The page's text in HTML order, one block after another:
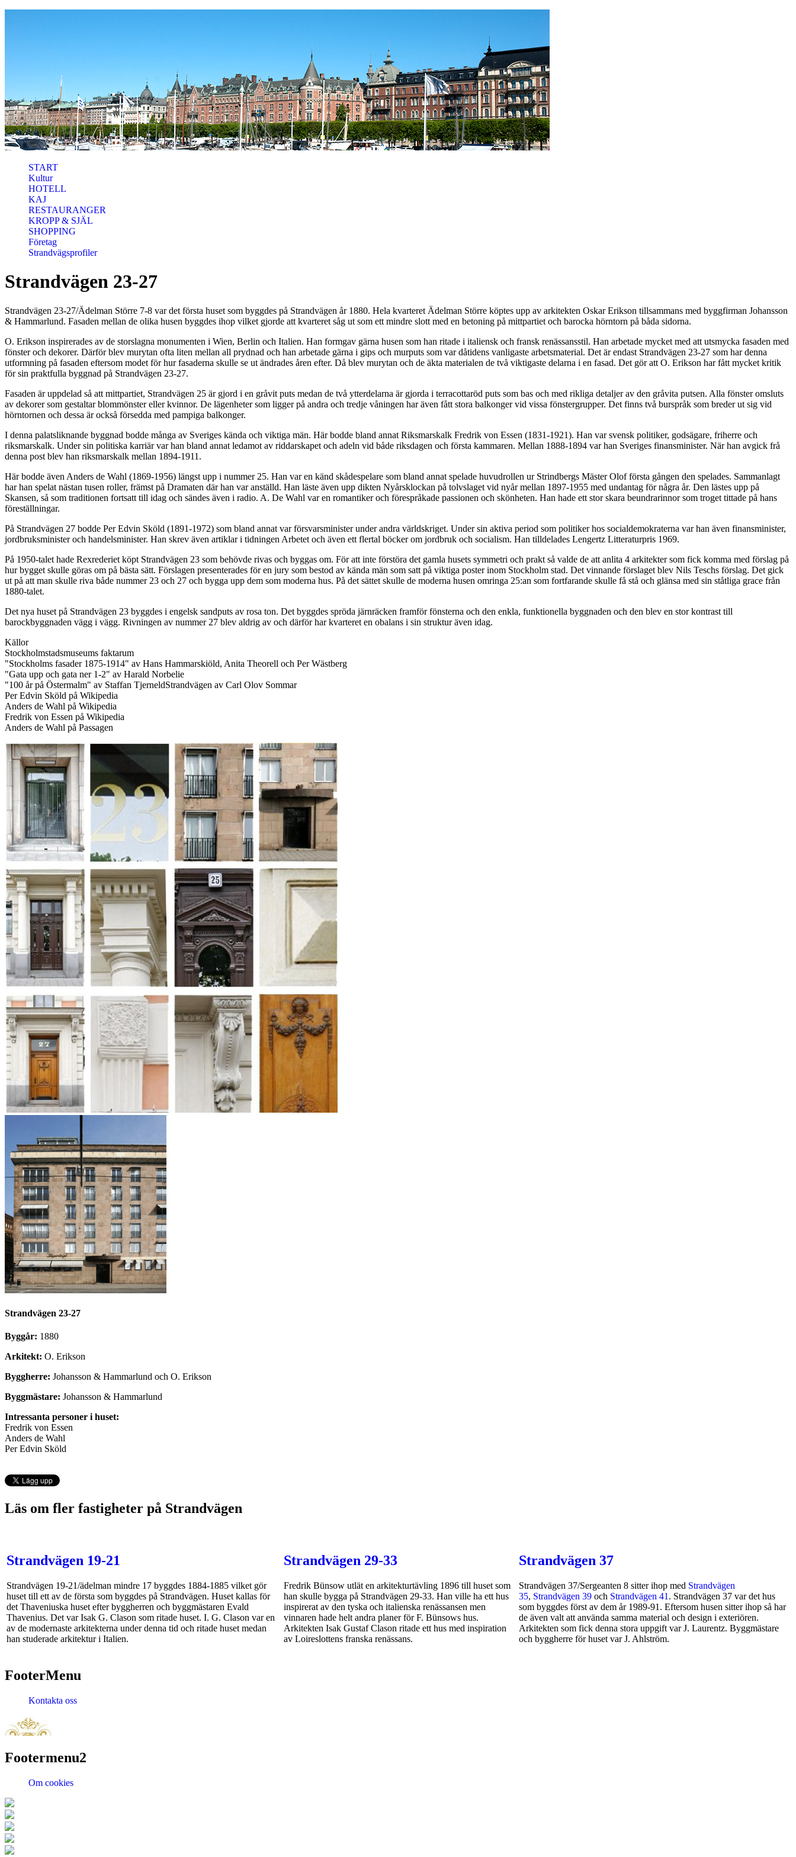
START
Kultur
HOTELL
KAJ
RESTAURANGER
KROPP & SJÄL
SHOPPING
Företag
Strandvägsprofiler
Strandvägen 23-27
Strandvägen 23-27/Ädelman Större 7-8 var det första huset som byggdes på Strandvägen år 1880. Hela kvarteret Ädelman Större köptes upp av arkitekten Oskar Erikson tillsammans med byggfirman Johansson
& Hammarlund. Fasaden mellan de olika husen byggdes ihop vilket gjorde att kvarteret såg ut som ett mindre slott med en betoning på mittpartiet och barocka hörntorn på båda sidorna.
O. Erikson inspirerades av de storslagna monumenten i Wien, Berlin och Italien. Han formgav gärna husen som han ritade i italiensk och fransk renässansstil. Han arbetade mycket med att utsmycka fasaden med
fönster och dekorer. Därför blev murytan ofta liten mellan all prydnad och han arbetade gärna i gips och murputs som var dåtidens vanligaste arbetsmaterial. Det är endast Strandvägen 23-27 som har denna
utformning på fasaden eftersom modet för hur fasaderna skulle se ut ändrades åren efter. Då blev murytan och de äkta materialen de två viktigaste delarna i en fasad. Det gör att O. Erikson har fått mycket kritik
för sin praktfulla byggnad på Strandvägen 23-27.
Fasaden är uppdelad så att mittpartiet, Strandvägen 25 är gjord i en gråvit puts medan de två ytterdelarna är gjorda i terracottaröd puts som bas och med rikliga detaljer av den gråvita putsen. Alla fönster omsluts
av dekorer som gestaltar blommönster eller kvinnor. De lägenheter som ligger på andra och tredje våningen har även fått stora balkonger vid vissa fönstergrupper. Det finns två burspråk som breder ut sig vid
hörntornen och dessa är också försedda med pampiga balkonger.
I denna palatsliknande byggnad bodde många av Sveriges kända och viktiga män. Här bodde bland annat Riksmarskalk Fredrik von Essen (1831-1921). Han var svensk politiker, godsägare, friherre och
riksmarskalk. Under sin politiska karriär var han bland annat ledamot av riddarskapet och adeln vid både riksdagen och första kammaren. Mellan 1888-1894 var han Sveriges finansminister. När han avgick frå
denna post blev han riksmarskalk mellan 1894-1911.
Här bodde även Anders de Wahl (1869-1956) längst upp i nummer 25. Han var en känd skådespelare som bland annat spelade huvudrollen ur Strindbergs Mäster Olof första gången den spelades. Sammanlagt
har han spelat nästan tusen roller, främst på Dramaten där han var anställd. Han läste även upp dikten Nyårsklockan på tolvslaget vid nyår mellan 1897-1955 med undantag för några år. Den lästes upp på
Skansen, så som traditionen fortsatt till idag och sändes även i radio. A. De Wahl var en romantiker och förespråkade passionen och skönheten. Han hade ett stor skara beundrarinnor som troget tittade på hans
föreställningar.
På Strandvägen 27 bodde Per Edvin Sköld (1891-1972) som bland annat var försvarsminister under andra världskriget. Under sin aktiva period som politiker hos socialdemokraterna var han även finansminister,
jordbruksminister och handelsminister. Han skrev även artiklar i tidningen Arbetet och även ett flertal böcker om jordbruk och socialism. Han tilldelades Lengertz Litteraturpris 1969.
På 1950-talet hade Rexrederiet köpt Strandvägen 23 som behövde rivas och byggas om. För att inte förstöra det gamla husets symmetri och prakt så valde de att anlita 4 arkitekter som fick komma med förslag på
hur bygget skulle göras om på bästa sätt. Förslagen presenterades för en jury som bestod av kända män som satt på viktiga poster inom Stockholm stad. Det vinnande förslaget blev Nils Teschs förslag. Det gick
ut på att man skulle riva både nummer 23 och 27 och bygga upp dem som moderna hus. På det sättet skulle de moderna husen omringa 25:an som fortfarande skulle få stå och glänsa med sin ståtliga grace från
1880-talet.
Det nya huset på Strandvägen 23 byggdes i engelsk sandputs av rosa ton. Det byggdes spröda järnräcken framför fönsterna och den enkla, funktionella byggnaden och den blev en stor kontrast till
barockbyggnaden vägg i vägg. Rivningen av nummer 27 blev aldrig av och därför har kvarteret en obalans i sin struktur även idag.
Källor
Stockholmstadsmuseums faktarum
"Stockholms fasader 1875-1914" av Hans Hammarskiöld, Anita Theorell och Per Wästberg
"Gata upp och gata ner 1-2" av Harald Norbelie
"100 år på Östermalm" av Staffan TjerneldStrandvägen av Carl Olov Sommar
Per Edvin Sköld på Wikipedia
Anders de Wahl på Wikipedia
Fredrik von Essen på Wikipedia
Anders de Wahl på Passagen
Strandvägen 23-27
Byggår: 1880
Arkitekt: O. Erikson
Byggherre: Johansson & Hammarlund och O. Erikson
Byggmästare: Johansson & Hammarlund
Intressanta personer i huset:
Fredrik von Essen
Anders de Wahl
Per Edvin Sköld
Läs om fler fastigheter på Strandvägen
Strandvägen 19-21
Strandvägen 19-21/ädelman mindre 17 byggdes 1884-1885 vilket gör
huset till ett av de första som byggdes på Strandvägen. Huset kallas för
det Thaveniuska huset efter byggherren och byggmästaren Evald
Thavenius. Det var Isak G. Clason som ritade huset. I. G. Clason var en
av de modernaste arkitekterna under denna tid och ritade huset medan
han studerade arkitektur i Italien.
Strandvägen 29-33
Fredrik Bünsow utlät en arkitekturtävling 1896 till huset som
han skulle bygga på Strandvägen 29-33. Han ville ha ett hus
inspirerat av den tyska och italienska renässansen men
vinnaren hade helt andra planer för F. Bünsows hus.
Arkitekten Isak Gustaf Clason ritade ett hus med inspiration
av Loireslottens franska renässans.
Strandvägen 37
Strandvägen 37/Sergeanten 8 sitter ihop med Strandvägen
35, Strandvägen 39 och Strandvägen 41 . Strandvägen 37 var det hus
som byggdes först av dem år 1989-91. Eftersom husen sitter ihop så har
de även valt att använda samma material och design i exteriören.
Arkitekten som fick denna stora uppgift var J. Laurentz. Byggmästare
och byggherre för huset var J. Ahlström.
FooterMenu
Kontakta oss
Footermenu2
Om cookies